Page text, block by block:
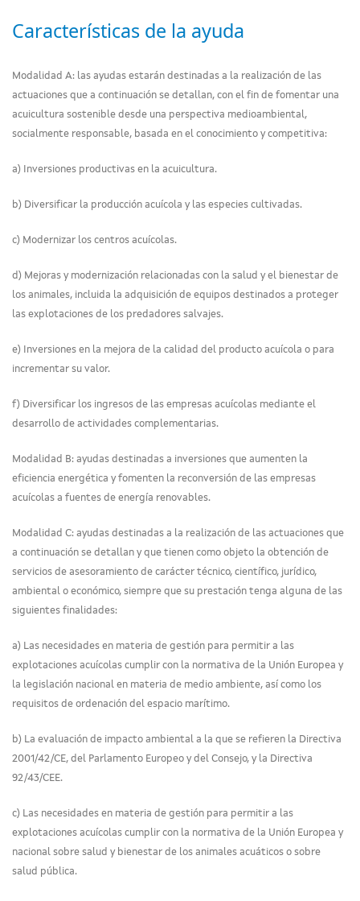
Características de la ayuda
Modalidad A: las ayudas estarán destinadas a la realización de las
actuaciones que a continuación se detallan, con el fin de fomentar una
acuicultura sostenible desde una perspectiva medioambiental,
socialmente responsable, basada en el conocimiento y competitiva:
a) Inversiones productivas en la acuicultura.
b) Diversificar la producción acuícola y las especies cultivadas.
c) Modernizar los centros acuícolas.
d) Mejoras y modernización relacionadas con la salud y el bienestar de
los animales, incluida la adquisición de equipos destinados a proteger
las explotaciones de los predadores salvajes.
e) Inversiones en la mejora de la calidad del producto acuícola o para
incrementar su valor.
f) Diversificar los ingresos de las empresas acuícolas mediante el
desarrollo de actividades complementarias.
Modalidad B: ayudas destinadas a inversiones que aumenten la
eficiencia energética y fomenten la reconversión de las empresas
acuícolas a fuentes de energía renovables.
Modalidad C: ayudas destinadas a la realización de las actuaciones que
a continuación se detallan y que tienen como objeto la obtención de
servicios de asesoramiento de carácter técnico, científico, jurídico,
ambiental o económico, siempre que su prestación tenga alguna de las
siguientes finalidades:
a) Las necesidades en materia de gestión para permitir a las
explotaciones acuícolas cumplir con la normativa de la Unión Europea y
la legislación nacional en materia de medio ambiente, así como los
requisitos de ordenación del espacio marítimo.
b) La evaluación de impacto ambiental a la que se refieren la Directiva
2001/42/CE, del Parlamento Europeo y del Consejo, y la Directiva
92/43/CEE.
c) Las necesidades en materia de gestión para permitir a las
explotaciones acuícolas cumplir con la normativa de la Unión Europea y
nacional sobre salud y bienestar de los animales acuáticos o sobre
salud pública.